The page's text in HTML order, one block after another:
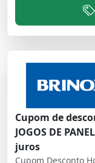
Cupom de
JOGOS DE
juros
Cupom Desconto